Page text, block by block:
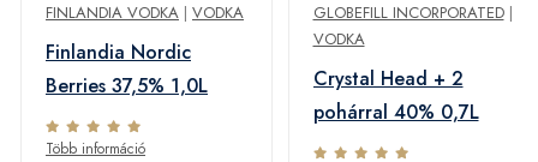
FINLANDIA VODKA | VODKA
Finlandia Nordic
Berries 37,5% 1,0L
Több információ
GLOBEFILL INCORPORATED|
VODKA
Crystal Head + 2
pohárral 40% 0,7L